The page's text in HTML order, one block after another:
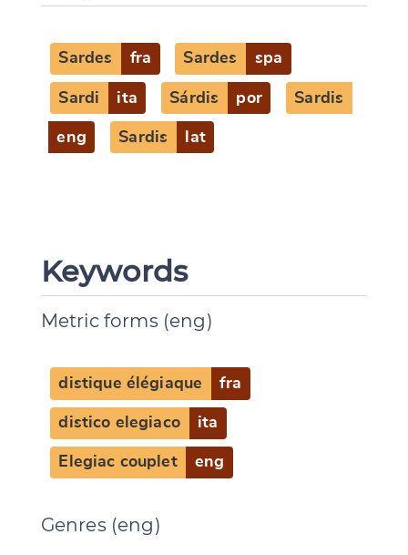
Sardes fra Sardes spa
Sardi ita Sárdis por Sardis
eng Sardis lat
Keywords
Metric forms (eng)
distique élégiaque fra
distico elegiaco ita
Elegiac couplet eng
Genres (eng)